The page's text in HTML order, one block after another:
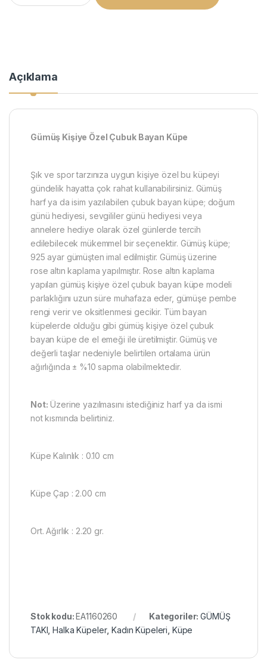
Açıklama
​Gümüş Kişiye Özel Çubuk Bayan Küpe
Şık ve spor tarzınıza uygun kişiye özel bu küpeyi
gündelik hayatta çok rahat kullanabilirsiniz. Gümüş
harf ya da isim yazılabilen çubuk bayan küpe; doğum
günü hediyesi, sevgililer günü hediyesi veya
annelere hediye olarak özel günlerde tercih
edilebilecek mükemmel bir seçenektir. Gümüş küpe;
925 ayar gümüşten imal edilmiştir. Gümüş üzerine
rose altın kaplama yapılmıştır. Rose altın kaplama
yapılan gümüş kişiye özel çubuk bayan küpe modeli
parlaklığını uzun süre muhafaza eder, gümüşe pembe
rengi verir ve oksitlenmesi gecikir. Tüm bayan
küpelerde olduğu gibi gümüş kişiye özel çubuk
bayan küpe de el emeği ile üretilmiştir. Gümüş ve
değerli taşlar nedeniyle belirtilen ortalama ürün
ağırlığında ± %10 sapma olabilmektedir.
Not: Üzerine yazılmasını istediğiniz harf ya da ismi
not kısmında belirtiniz.
Küpe Kalınlık : 0.10 cm
Küpe Çap : 2.00 cm
Ort. Ağırlık : 2.20 gr.
Stok kodu:EA1160260 Kategoriler:GÜMÜŞ
TAKI ,Halka Küpeler,Kadın Küpeleri Küpe